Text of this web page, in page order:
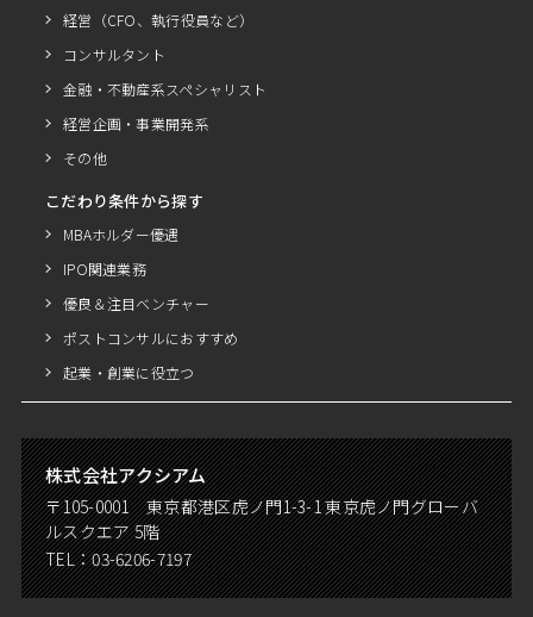
経営（CFO、執行役員など）
コンサルタント
金融・不動産系スペシャリスト
経営企画・事業開発系
その他
こだわり条件から探す
MBAホルダー優遇
IPO関連業務
優良＆注目ベンチャー
ポストコンサルにおすすめ
起業・創業に役立つ
株式会社アクシアム
〒105-0001 東京都港区虎ノ門1-3-1 東京虎ノ門グローバ
ルスクエア 5階
TEL：03-6206-7197